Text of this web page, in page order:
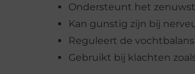
Ondersteunt het
Kan gunstig zijn bij
Reguleert de
Gebruikt bij klachten